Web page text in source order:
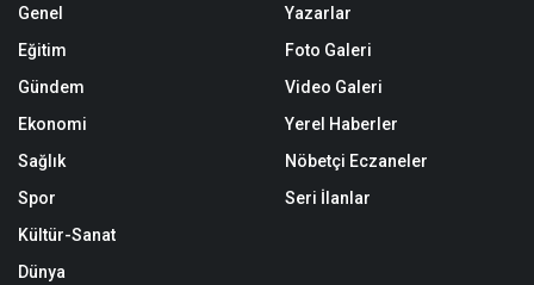
Genel
Eğitim
Gündem
Ekonomi
Sağlık
Spor
Kültür-Sanat
Dünya
Yazarlar
Foto Galeri
Video Galeri
Yerel Haberler
Nöbetçi Eczaneler
Seri İlanlar